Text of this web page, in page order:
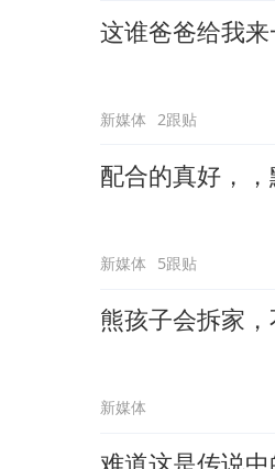
这谁爸爸给我来
新媒体 2跟贴
配合的真好，
新媒体 5跟贴
熊孩子会拆家
新媒体